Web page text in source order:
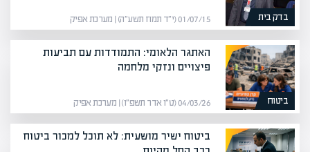
בדק בית 01/07/15 (י״ד תמוז תשע״ה) | מערכת אפיק
ביטוח
האתגר הלאומי: התמודדות עם תביעות
פיצויים ונזקי מלחמה
04/03/26 (ט״ו אדר תשפ״ו) | מערכת אפיק
ביטוח ישיר מושעית: לא תוכל למכור ביטוח